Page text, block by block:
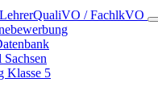
/ FachlkVO
Klasse 5